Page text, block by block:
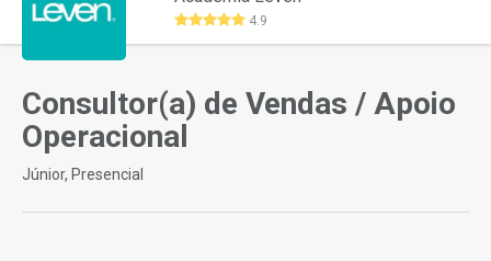
4.9
Consultor(a) de Vendas / Apoio
Operacional
Júnior, Presencial